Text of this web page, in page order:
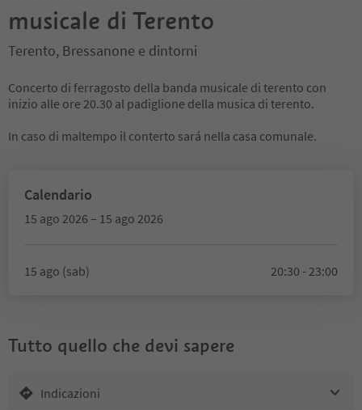
musicale di Terento
Terento, Bressanone e dintorni
Concerto di ferragosto della banda musicale di terento con
inizio alle ore 20.30 al padiglione della musica di terento.
In caso di maltempo il conterto sará nella casa comunale.
Calendario
15 ago 2026 – 15 ago 2026
15 ago (sab) 20:30 - 23:00
Tutto quello che devi sapere
Indicazioni